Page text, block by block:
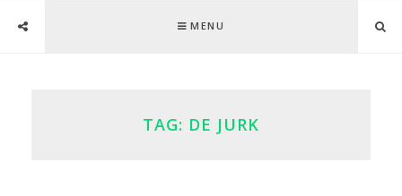
MENU
TAG: DE JURK